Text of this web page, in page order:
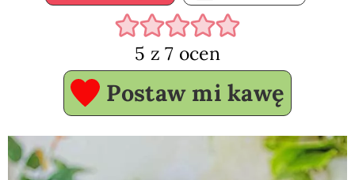
5 z7 ocen
Postaw mi kawę